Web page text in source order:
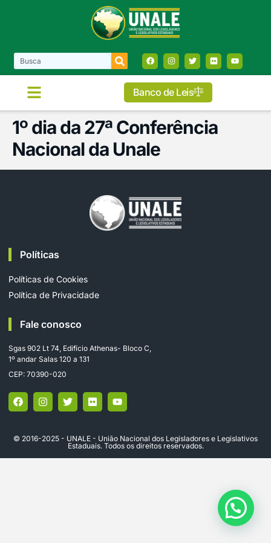
Banco de Leis
1º dia da 27ª Conferência
Nacional da Unale
Políticas
Políticas de Cookies
Política de Privacidade
Fale conosco
Sgas 902 Lt 74, Edifício Athenas- Bloco C,
1º andar Salas 120 a 131
CEP: 70390-020
© 2016-2025 - UNALE - União Nacional dos Legisladores e Legislativos
Estaduais. Todos os direitos reservados.